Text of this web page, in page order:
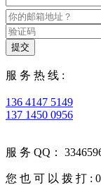
提交
服 务 热 线 :
136 4147 5149
137 1450 0956
服 务 QQ：
您 也 可 以 拨 打 :